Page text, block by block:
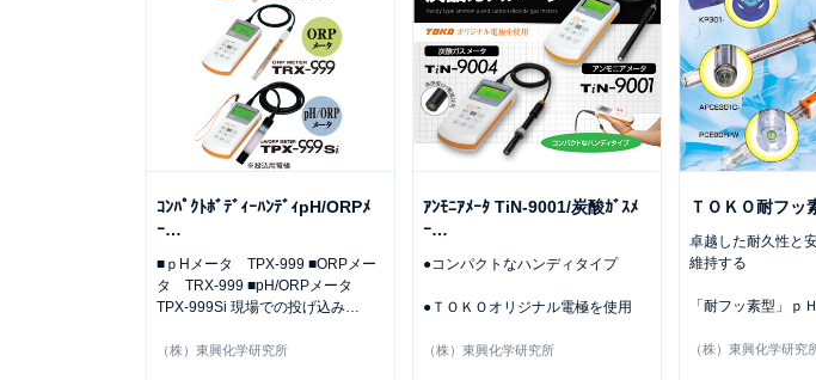
ｺﾝﾊﾟｸﾄﾎﾞﾃﾞｨｰﾊﾝﾃﾞｨpH/ORPﾒ
ｰ…
■ｐHメータ TPX-999 ■ORPメー
タ TRX-999 ■pH/ORPメータ
TPX-999Si 現場での投げ込み…
（株）東興化学研究所
ｱﾝﾓﾆｱﾒｰﾀ TiN-9001/炭酸ｶﾞｽﾒ
ｰ…
●コンパクトなハンディタイプ
●ＴＯＫＯオリジナル電極を使用
（株）東興化学研究所
ＴＯＫＯ耐フッ
卓越した耐久性と
維持する
「耐フッ素型」ｐ
（株）東興化学研究